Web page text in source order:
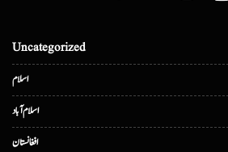
Uncategorized
اسلام
اسلام آباد
افغانستان